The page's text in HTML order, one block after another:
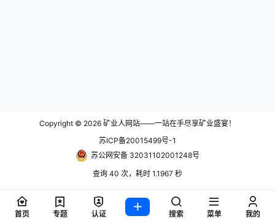
Copyright © 2026 矿业人网站——一站在手尽享矿业盛宴！
苏ICP备20015499号-1
苏公网安备 32031102001248号
查询 40 次，耗时 1.1967 秒
首页 专题 认证 搜索 菜单 我的